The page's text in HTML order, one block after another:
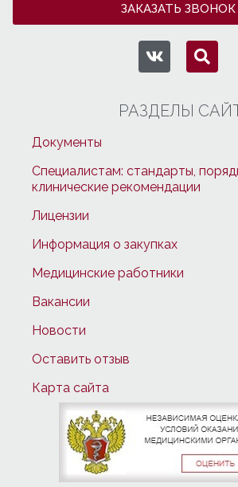
ЗАКАЗАТЬ ЗВОНОК
РАЗДЕЛЫ
Документы
Специалистам: стандарты,
клинические рекомендации
Лицензии
Информация о закупках
Медицинские работники
Вакансии
Новости
Оставить отзыв
Карта сайта